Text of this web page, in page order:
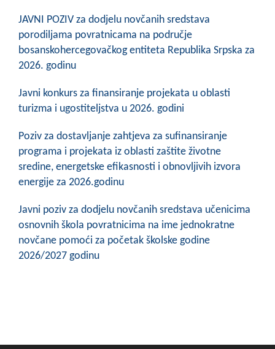
JAVNI POZIV za dodjelu novčanih sredstava
porodiljama povratnicama na područje
bosanskohercegovačkog entiteta Republika Srpska za
2026. godinu
Javni konkurs za finansiranje projekata u oblasti
turizma i ugostiteljstva u 2026. godini
Poziv za dostavljanje zahtjeva za sufinansiranje
programa i projekata iz oblasti zaštite životne
sredine, energetske efikasnosti i obnovljivih izvora
energije za 2026.godinu
Javni poziv za dodjelu novčanih sredstava učenicima
osnovnih škola povratnicima na ime jednokratne
novčane pomoći za početak školske godine
2026/2027 godinu